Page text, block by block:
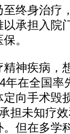
终身治疗
承担入院
。
神疾病，
年在全国率
向手术毁
担未知疗
但在多学